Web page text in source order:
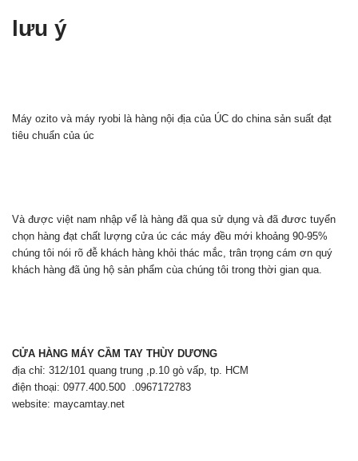
lưu ý
Máy ozito và máy ryobi là hàng nội địa của ÚC do china sản suất đạt
tiêu chuẩn của úc
Và được việt nam nhập vể là hàng đã qua sử dụng và đã đươc tuyển
chọn hàng đạt chất lượng cửa úc các máy đều mới khoảng 90-95%
chúng tôi nói rõ đễ khách hàng khỏi thác mắc, trân trọng cám ơn quý
khách hàng đã ủng hộ sản phẩm cùa chúng tôi trong thời gian qua.
CỬA HÀNG MÁY CẦM TAY THÙY DƯƠNG
địa chỉ: 312/101 quang trung ,p.10 gò vấp, tp. HCM
điện thoại: 0977.400.500 .0967172783
website: maycamtay.net